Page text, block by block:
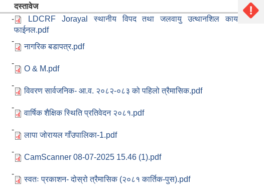
दस्तावेज
-
LDCRF Jorayal स्थानीय विपद तथा जलवायु उत्थानशिल कायढाँचा
फाईनल.pdf
-
नागरिक बडापत्र.pdf
-
O & M.pdf
-
विवरण सार्वजनिक- आ.व. २०८२-०८३ को पहिलो त्रैमासिक.pdf
-
वार्षिक शैक्षिक स्थिति प्रतिवेदन २०८१.pdf
-
लापा जोरायल गाँउपालिका-1.pdf
-
CamScanner 08-07-2025 15.46 (1).pdf
-
स्वतः प्रकाशन- दोस्रो त्रैमासिक (२०८१ कार्तिक-पुस).pdf